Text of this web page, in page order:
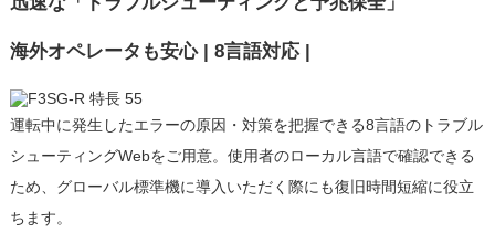
海外オペレータも安心 | 8言語対応 |
運転中に発生したエラーの原因・対策を把握できる8言語のトラブル
シューティングWebをご用意。使用者のローカル言語で確認できる
ため、グローバル標準機に導入いただく際にも復旧時間短縮に役立
ちます。